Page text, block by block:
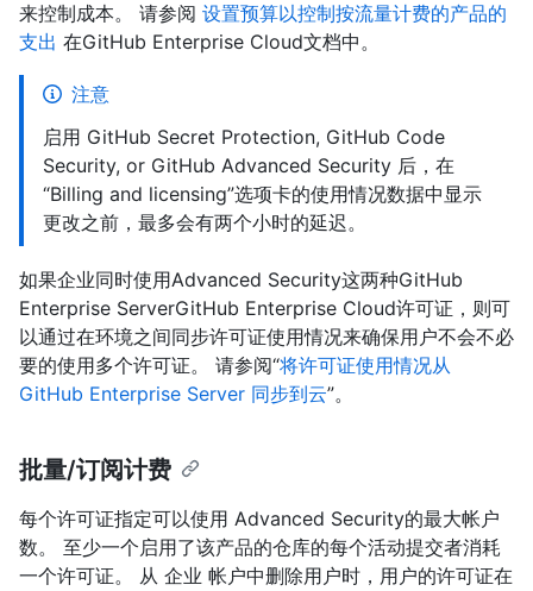
来控制成本。 请参阅 设置预算以控制按流量计费的产品的
支出 在GitHub Enterprise Cloud文档中。
注意
启用 GitHub Secret Protection, GitHub Code
Security, or GitHub Advanced Security 后，在
“Billing and licensing”选项卡的使用情况数据中显示
更改之前，最多会有两个小时的延迟。
如果企业同时使用Advanced Security这两种GitHub
Enterprise ServerGitHub Enterprise Cloud许可证，则可
以通过在环境之间同步许可证使用情况来确保用户不会不必
要的使用多个许可证。 请参阅“将许可证使用情况从
GitHub Enterprise Server 同步到云”。
批量/订阅计费
每个许可证指定可以使用 Advanced Security的最大帐户
数。 至少一个启用了该产品的仓库的每个活动提交者消耗
一个许可证。 从 企业 帐户中删除用户时，用户的许可证在